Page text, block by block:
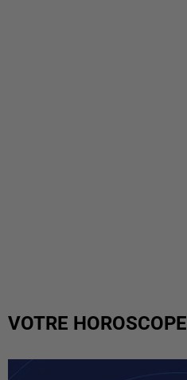
VOTRE HOROSCOPE